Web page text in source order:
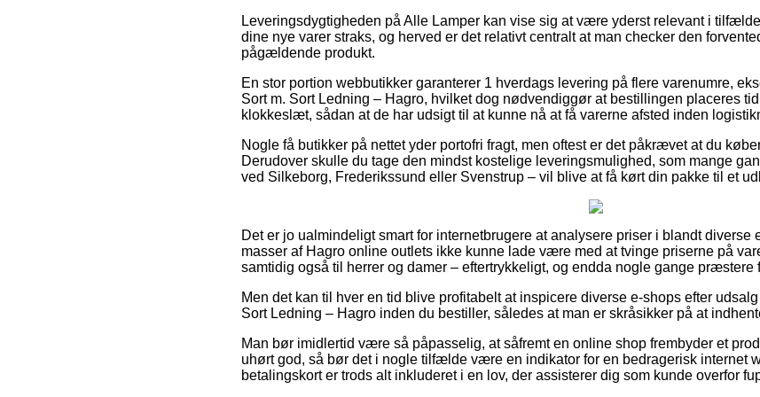
Leveringsdygtigheden på Alle Lamper kan vise sig at være yderst relevant i
dine nye varer straks, og herved er det relativt centralt at man checker den
pågældende produkt.
En stor portion webbutikker garanterer 1 hverdags levering på flere varenumre,
Sort m. Sort Ledning – Hagro, hvilket dog nødvendiggør at bestillingen placeres
klokkeslæt, sådan at de har udsigt til at kunne nå at få varerne afsted inden
Nogle få butikker på nettet yder portofri fragt, men oftest er det påkrævet at du
Derudover skulle du tage den mindst kostelige leveringsmulighed, som mange
ved Silkeborg, Frederikssund eller Svenstrup – vil blive at få kørt din pakke til et
Det er jo ualmindeligt smart for internetbrugere at analysere priser i blandt diverse
masser af Hagro online outlets ikke kunne lade være med at tvinge priserne på
samtidig også til herrer og damer – eftertrykkeligt, og endda nogle gange præstere
Men det kan til hver en tid blive profitabelt at inspicere diverse e-shops efter
Sort Ledning – Hagro inden du bestiller, således at man er skråsikker på at
Man bør imidlertid være så påpasselig, at såfremt en online shop frembyder et
uhørt god, så bør det i nogle tilfælde være en indikator for en bedragerisk internet
betalingskort er trods alt inkluderet i en lov, der assisterer dig som kunde overfor